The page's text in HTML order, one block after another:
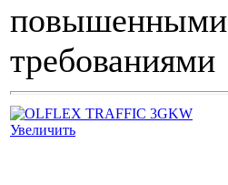
повышенными
требованиями
Увеличить